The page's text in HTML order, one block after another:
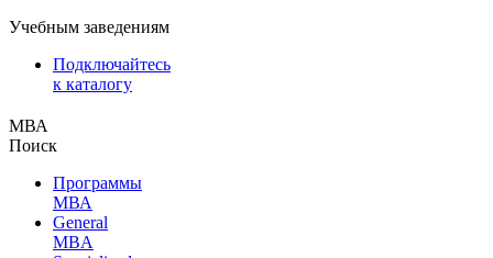
Учебным заведениям
Подключайтесь
к каталогу
МВА
Поиск
Программы
МВА
General
MBA